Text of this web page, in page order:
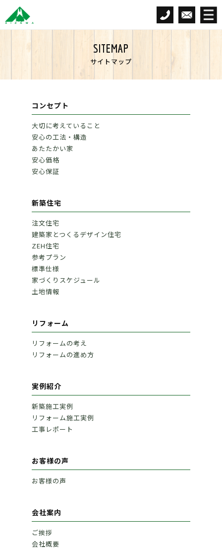
SITEMAP
サイトマップ
コンセプト
大切に考えていること
安心の工法・構造
あたたかい家
安心価格
安心保証
新築住宅
注文住宅
建築家とつくるデザイン住宅
ZEH住宅
参考プラン
標準仕様
家づくりスケジュール
土地情報
リフォーム
リフォームの考え
リフォームの進め方
実例紹介
新築施工実例
リフォーム施工実例
工事レポート
お客様の声
お客様の声
会社案内
ご挨拶
会社概要